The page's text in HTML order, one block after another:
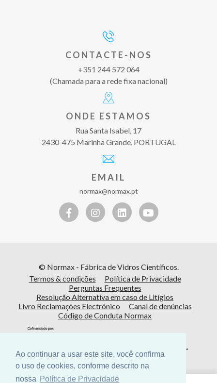
Ao continuar a usar este site, você confirma
o uso de cookies, conforme descrito na
nossa
Política de Privacidade
CONTACTE-NOS
+351 244 572 064
(Chamada para a rede fixa nacional)
ONDE ESTAMOS
Rua Santa Isabel, 17
2430-475 Marinha Grande, PORTUGAL
EMAIL
normax@normax.pt
© Normax - Fábrica de Vidros Científicos.
Termos & condições
Política de Privacidade
Perguntas Frequentes
Resolução Alternativa em caso de Litígios
Livro Reclamações Electrónico
Canal de denúncias
Código de Conduta Normax